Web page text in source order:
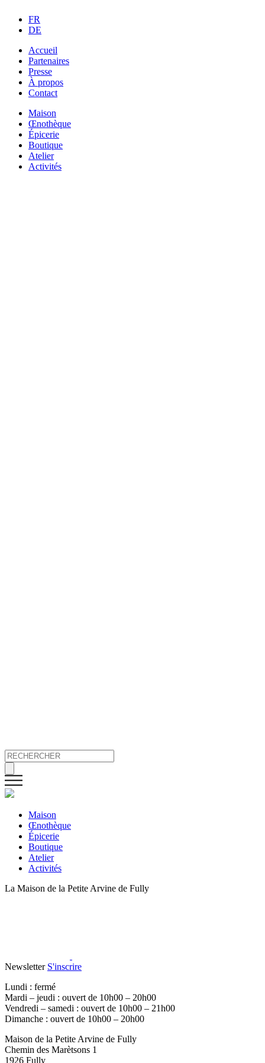
FR
DE
Accueil
Partenaires
Presse
À propos
Contact
Maison
Œnothèque
Épicerie
Boutique
Atelier
Activités
Maison
Œnothèque
Épicerie
Boutique
Atelier
Activités
La Maison de la Petite Arvine de Fully
Newsletter S'inscrire
Lundi : fermé
Mardi – jeudi : ouvert de 10h00 – 20h00
Vendredi – samedi : ouvert de 10h00 – 21h00
Dimanche : ouvert de 10h00 – 20h00
Maison de la Petite Arvine de Fully
Chemin des Marètsons 1
1926 Fully